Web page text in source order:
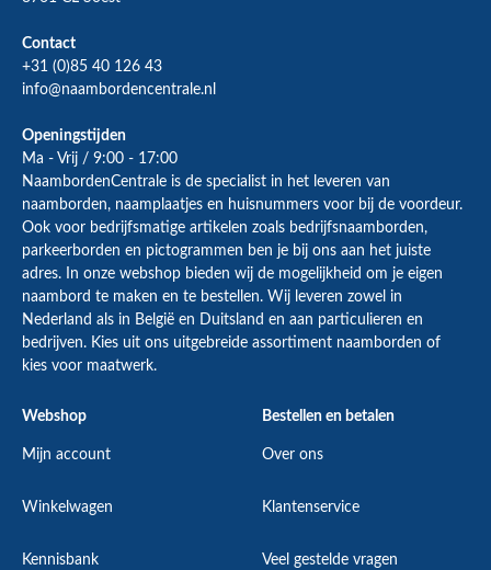
Contact
+31 (0)85 40 126 43
info@naambordencentrale.nl
Openingstijden
Ma - Vrij / 9:00 - 17:00
NaambordenCentrale is de specialist in het leveren van
naamborden, naamplaatjes en huisnummers voor bij de voordeur.
Ook voor bedrijfsmatige artikelen zoals bedrijfsnaamborden,
parkeerborden en pictogrammen ben je bij ons aan het juiste
adres. In onze webshop bieden wij de mogelijkheid om je eigen
naambord te maken en te bestellen. Wij leveren zowel in
Nederland als in België en Duitsland en aan particulieren en
bedrijven. Kies uit ons uitgebreide assortiment naamborden of
kies voor maatwerk.
Webshop
Mijn account
Winkelwagen
Kennisbank
Bestellen en betalen
Over ons
Klantenservice
Veel gestelde vragen